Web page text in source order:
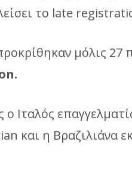
το late
μόλις 27
ο Ιταλός
και η Βραζιλιάνα